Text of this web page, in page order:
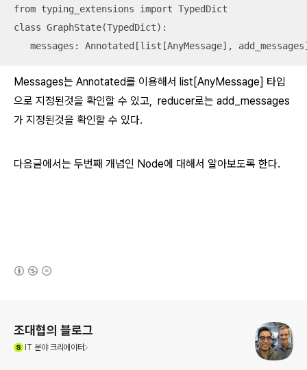
from typing_extensions import TypedDict
class GraphState(TypedDict):
messages: Annotated[list[AnyMessage],
Messages는 Annotated를 이용해서 list[AnyMessage] 타입
으로 지정된것을 확인할 수 있고, reducer로는 add_messages
가 지정된것을 확인할 수 있다.
다음글에서는 두번째 개념인 Node에 대해서 알아보도록 한다.
조대협의 블로그
IT 분야 크리에이터